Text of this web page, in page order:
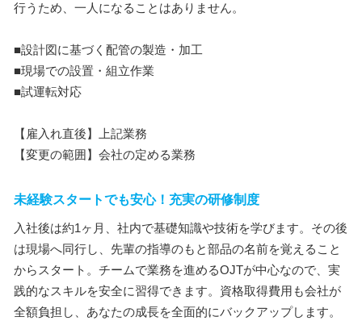
行うため、一人になることはありません。
■設計図に基づく配管の製造・加工
■現場での設置・組立作業
■試運転対応
【雇入れ直後】上記業務
【変更の範囲】会社の定める業務
未経験スタートでも安心！充実の研修制度
入社後は約1ヶ月、社内で基礎知識や技術を学びます。その後
は現場へ同行し、先輩の指導のもと部品の名前を覚えること
からスタート。チームで業務を進めるOJTが中心なので、実
践的なスキルを安全に習得できます。資格取得費用も会社が
全額負担し、あなたの成長を全面的にバックアップします。